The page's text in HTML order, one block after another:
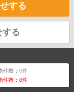
する
する
件数：0件
件数：0件